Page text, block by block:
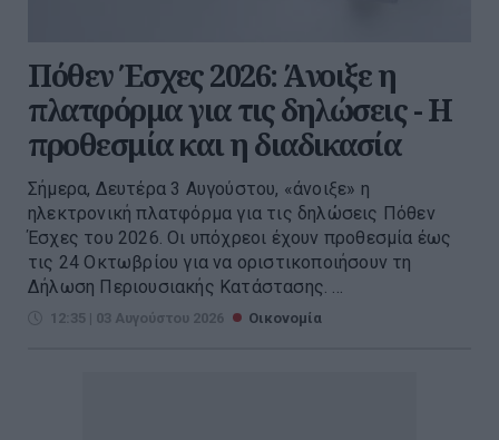
Πόθεν Έσχες 2026: Άνοιξε η
πλατφόρμα για τις δηλώσεις - Η
προθεσμία και η διαδικασία
Σήμερα, Δευτέρα 3 Αυγούστου, «άνοιξε» η
ηλεκτρονική πλατφόρμα για τις δηλώσεις Πόθεν
Έσχες του 2026. Οι υπόχρεοι έχουν προθεσμία έως
τις 24 Οκτωβρίου για να οριστικοποιήσουν τη
Δήλωση Περιουσιακής Κατάστασης. ...
12:35 | 03 Αυγούστου 2026 Οικονομία